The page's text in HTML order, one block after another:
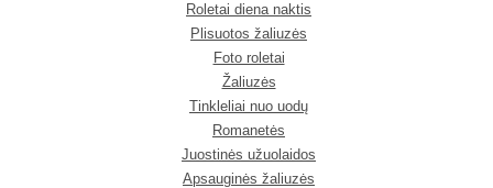
Roletai diena naktis
Plisuotos žaliuzės
Foto roletai
Žaliuzės
Tinkleliai nuo uodų
Romanetės
Juostinės užuolaidos
Apsauginės žaliuzės